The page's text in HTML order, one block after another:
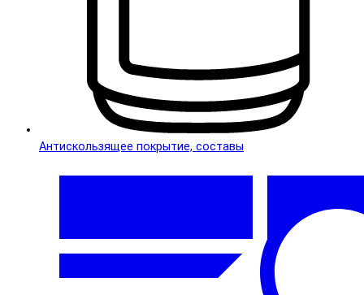
Антискользящее покрытие, составы